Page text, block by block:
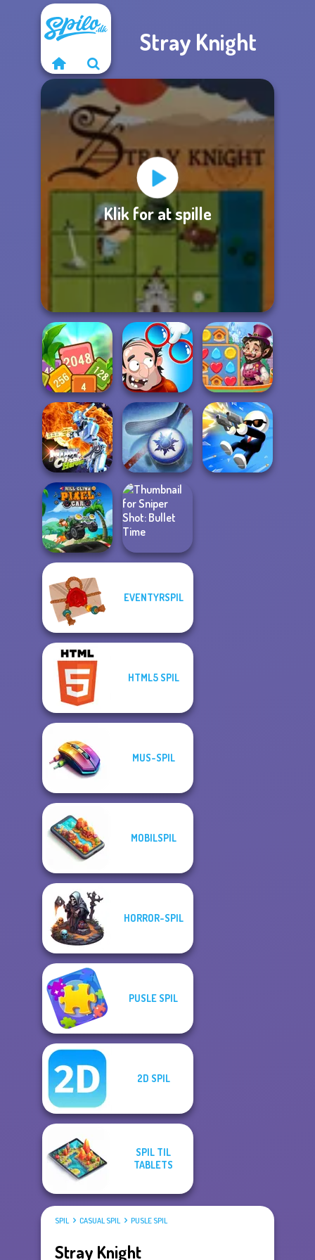
Stray Knight
Klik for at spille
Tropical Cubes
2048
DOP Puzzle:
Displace One Part
Vega Mix: Fairy
Town
Moon Clash
Heroes
Air Hockey Cup
Hill Climb Pixel
Car
Sniper Shot:
EVENTYRSPIL
HTML5 SPIL
MUS-SPIL
MOBILSPIL
HORROR-SPIL
PUSLE SPIL
2D SPIL
SPIL TIL
TABLETS
SPIL CASUAL SPIL PUSLE SPIL
Stray Knight